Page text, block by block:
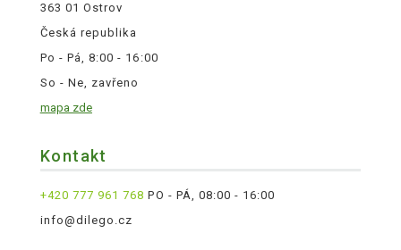
363 01 Ostrov
Česká republika
Po - Pá, 8:00 - 16:00
So - Ne, zavřeno
mapa zde
Kontakt
+420 777 961 768 PO - PÁ, 08:00 - 16:00
info@dilego.cz